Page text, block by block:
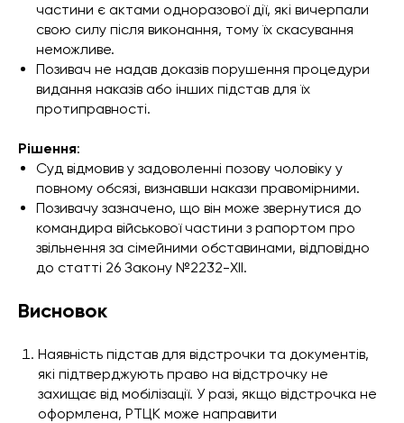
частини є актами одноразової дії, які вичерпали
свою силу після виконання, тому їх скасування
неможливе.
Позивач не надав доказів порушення процедури
видання наказів або інших підстав для їх
протиправності.
Рішення:
Суд відмовив у задоволенні позову чоловіку у
повному обсязі, визнавши накази правомірними.
Позивачу зазначено, що він може звернутися до
командира військової частини з рапортом про
звільнення за сімейними обставинами, відповідно
до статті 26 Закону №2232-XII.
Висновок
Наявність підстав для відстрочки та документів,
які підтверджують право на відстрочку не
захищає від мобілізації. У разі, якщо відстрочка не
оформлена, РТЦК може направити